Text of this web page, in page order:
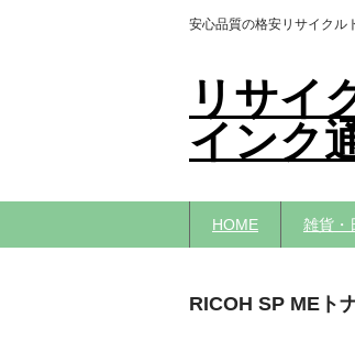
安心品質の格安リサイクル
リサイ
インク
HOME 雑貨・
RICOH SP MEト